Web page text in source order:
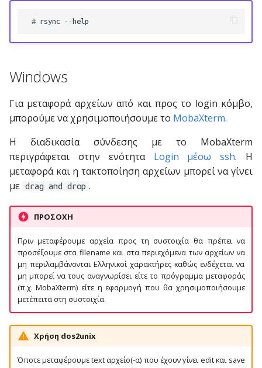
# rsync
Windows
Για μεταφορά αρχείων από και προς το login κόμβο,
μπορούμε να χρησιμοποιήσουμε το MobaXterm.
Η διαδικασία σύνδεσης με το MobaXterm
περιγράφεται στην ενότητα Login μέσω ssh. Η
μεταφορά και η τακτοποίηση αρχείων μπορεί να γίνει
με drag and drop .
ΠΡΟΣΟΧΗ
Πριν μεταφέρουμε αρχεία προς τη συστοιχία θα πρέπει να
προσέξουμε στα filename και στα περιεχόμενα των αρχείων να
μη περιλαμβάνονται Ελληνικοί χαρακτήρες καθώς ενδέχεται να
μη μπορεί να τους αναγνωρίσει είτε το πρόγραμμα μεταφοράς
(π.χ. MobaXterm) είτε η εφαρμογή που θα χρησιμοποιήσουμε
μετέπειτα στη συστοιχία.
Χρήση dos2unix
Όποτε μεταφέρουμε text αρχείο(-α) που έχουν γίνει edit και save